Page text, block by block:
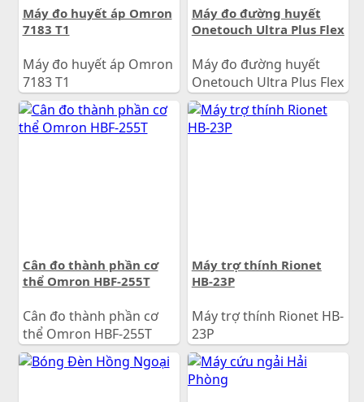
Máy đo huyết áp Omron
7183 T1
Máy đo huyết áp Omron
7183 T1
Giá: 1.100.000đ
Máy đo đường huyết
Onetouch Ultra Plus Flex
Máy đo đường huyết
Onetouch Ultra Plus Flex
Giá:1.250.000đ
Cân đo thành phần cơ
thể Omron HBF-255T
Cân đo thành phần cơ
thể Omron HBF-255T
3.650.000đ
Máy trợ thính Rionet
HB-23P
Máy trợ thính Rionet HB-
23P
Giá:1.950.000đ